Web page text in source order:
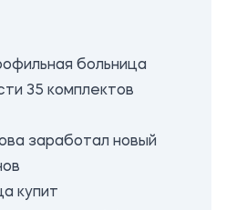
больница
35 комплектов
заработал новый
купит